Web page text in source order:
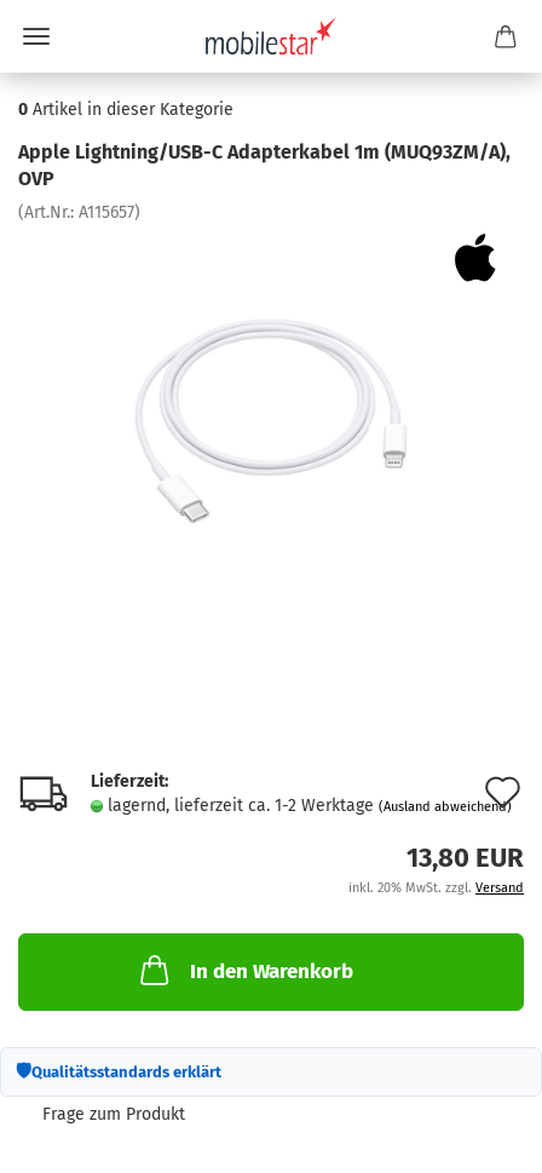
0 Artikel in dieser Kategorie
Apple Light­ning/USB-C Ad­ap­ter­ka­bel 1m (MUQ93ZM/A),
OVP
(Art.Nr.: A115657)
Lieferzeit:
lagernd, lieferzeit ca. 1-2 Werktage (Ausland abweichend)
13,80 EUR
inkl. 20% MwSt. zzgl. Versand
In den Warenkorb
🛡Qualitätsstandards erklärt
Frage zum Produkt